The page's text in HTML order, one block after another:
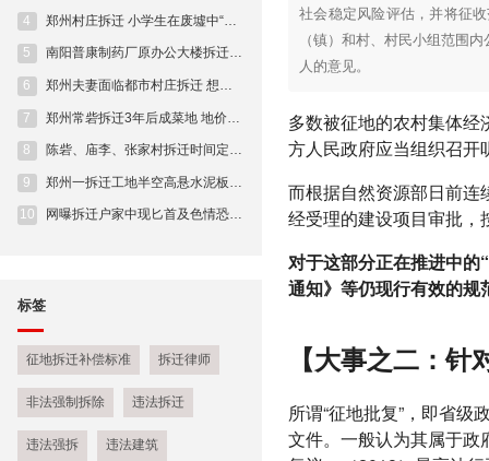
4 郑州村庄拆迁 小学生在废墟中“翻山越岭”
5 南阳普康制药厂原办公大楼拆迁中出现意外坍塌事故
6 郑州夫妻面临都市村庄拆迁 想通过办理离婚多分房
7 郑州常砦拆迁3年后成菜地 地价千万元一亩
8 陈砦、庙李、张家村拆迁时间定了!(附房企占地明细)
9 郑州一拆迁工地半空高悬水泥板 仅靠一根钢筋连接
10 网曝拆迁户家中现匕首及色情恐吓 警方:正在侦查
标签
征地拆迁补偿标准 拆迁律师
非法强制拆除 违法拆迁
违法强拆 违法建筑
社会稳定风险评估，并将征
（镇）和村、村民小组范围
人的意见。
多数被征地的农村集体
方人民政府应当组织召开
而根据自然资源部日前连
经受理的建设项目审批，
对于这部分正在推进中的
通知》等仍现行有效的规
【大事之二：
所谓“征地批复”，即省
文件。一般认为其属于政